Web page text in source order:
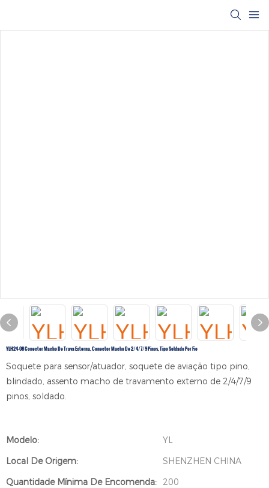
YLH24-08 Conector Macho De Trava Externa, Conector Macho De 2/4/7/9 Pinos, Tipo Soldado Por Fio
Soquete para sensor/atuador, soquete de aviação tipo pino,
blindado, assento macho de travamento externo de 2/4/7/9
pinos, soldado.
Modelo:
YL
Local De Origem:
SHENZHEN CHINA
Quantidade Mínima De Encomenda:
200